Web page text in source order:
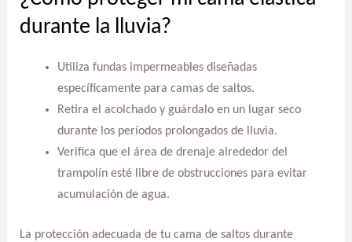
durante la lluvia?
Utiliza fundas impermeables diseñadas
específicamente para camas de saltos.
Retira el acolchado y guárdalo en un lugar seco
durante los períodos prolongados de lluvia.
Verifica que el área de drenaje alrededor del
trampolín esté libre de obstrucciones para evitar
acumulación de agua.
La protección adecuada de tu cama de saltos durante